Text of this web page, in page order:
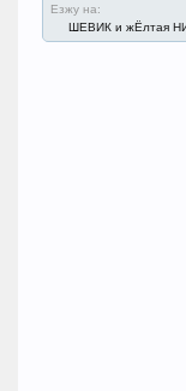
Езжу на:
ШЕВИК и жЁлтая